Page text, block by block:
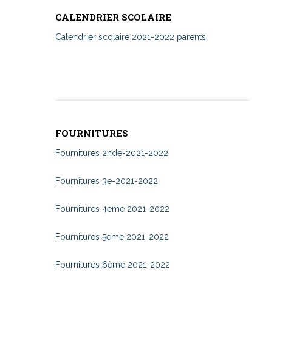
CALENDRIER SCOLAIRE
Calendrier scolaire 2021-2022 parents
FOURNITURES
Fournitures 2nde-2021-2022
Fournitures 3e-2021-2022
Fournitures 4eme 2021-2022
Fournitures 5eme 2021-2022
Fournitures 6ème 2021-2022